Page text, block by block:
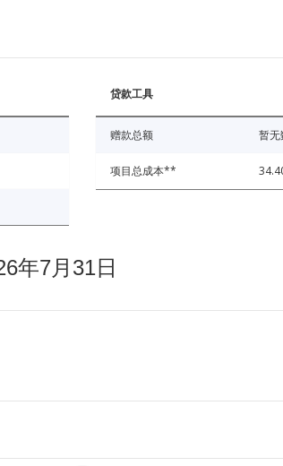
贷款工具
赠款总额 暂无
项目总成本**
年7月31日